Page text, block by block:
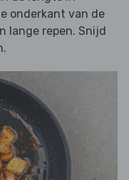
onderkant van de
lange repen. Snijd